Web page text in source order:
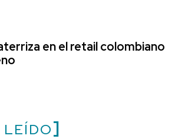
en el retail colombiano
LEÍDO